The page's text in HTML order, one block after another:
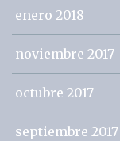
enero 2018
noviembre 2017
octubre 2017
septiembre 2017